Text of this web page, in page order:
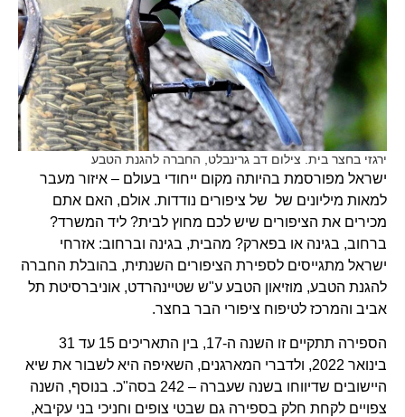
ירגזי בחצר בית. צילום דב גרינבלט, החברה להגנת הטבע
ישראל מפורסמת בהיותה מקום ייחודי בעולם – איזור מעבר
למאות מיליונים של של ציפורים נודדות. אולם, האם אתם
מכירים את הציפורים שיש לכם מחוץ לבית? ליד המשרד?
ברחוב, בגינה או בפארק? מהבית, בגינה וברחוב: אזרחי
ישראל מתגייסים לספירת הציפורים השנתית, בהובלת החברה
להגנת הטבע, מוזיאון הטבע ע"ש שטיינהרדט, אוניברסיטת תל
אביב והמרכז לטיפוח ציפורי הבר בחצר.
הספירה תתקיים זו השנה ה-17, בין התאריכים 15 עד 31
בינואר 2022, ולדברי המארגנים, השאיפה היא לשבור את שיא
היישובים שדיווחו בשנה שעברה – 242 בסה"כ. בנוסף, השנה
צפויים לקחת חלק בספירה גם שבטי צופים וחניכי בני עקיבא,